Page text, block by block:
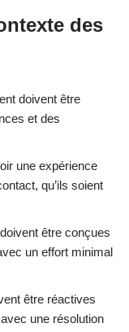
des
doivent être
et des
une expérience
qu’ils soient
être conçues
un effort minimal
être réactives
une résolution